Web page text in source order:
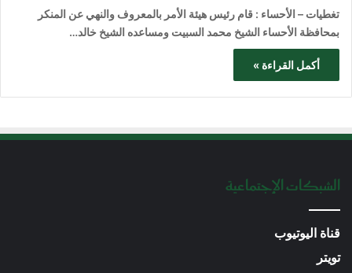
تغطيات – الأحساء : قام رئيس هيئة الأمر بالمعروف والنهي عن المنكر
بمحافظة الأحساء الشيخ محمد السبيت ومساعده الشيخ خالد…
أكمل القراءة »
الشبكات الإجتماعية
قناة اليوتيوب
تويتر